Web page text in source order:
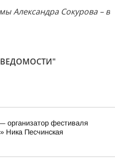
Александра Сокурова – в
организатор фестиваля
Ника Песчинская